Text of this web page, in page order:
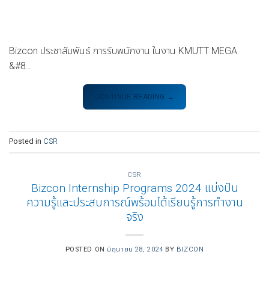
Bizcon ประชาสัมพันธ์ การรับพนักงาน ในงาน KMUTT MEGA
&#8…
CONTINUE READING →
Posted in CSR
CSR
Bizcon Internship Programs 2024 แบ่งปัน
ความรู้และประสบการณ์พร้อมได้เรียนรู้การทำงาน
จริง
POSTED ON มิถุนายน 28, 2024 BY BIZCON